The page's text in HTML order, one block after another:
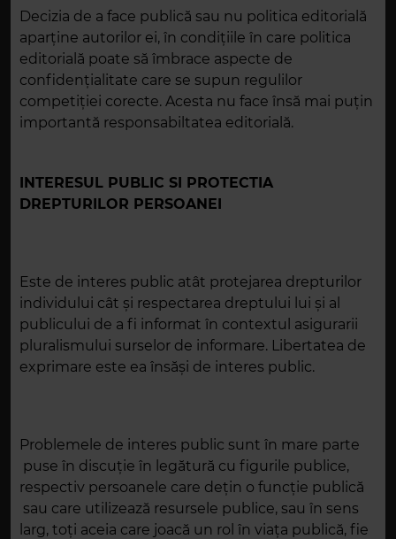
Decizia de a face publică sau nu politica editorială
aparţine autorilor ei, în condiţiile în care politica
editorială poate să îmbrace aspecte de
confidenţialitate care se supun regulilor
competiţiei corecte. Acesta nu face însă mai puţin
importantă responsabiltatea editorială.
INTERESUL PUBLIC SI PROTECTIA
DREPTURILOR PERSOANEI
Este de interes public atât protejarea drepturilor
individului cât şi respectarea dreptului lui şi al
publicului de a fi informat în contextul asigurarii
pluralismului surselor de informare. Libertatea de
exprimare este ea însăşi de interes public.
Problemele de interes public sunt în mare parte
puse în discuţie în legătură cu figurile publice,
respectiv persoanele care deţin o funcţie publică
sau care utilizează resursele publice, sau în sens
larg, toţi aceia care joacă un rol în viaţa publică, fie